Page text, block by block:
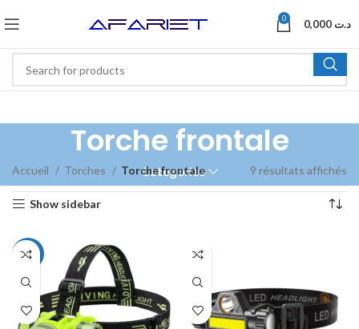
0 د.ت
Torche frontale
Categories
Accueil Torches Torche frontale 9 résultats affichés
Show sidebar
-24%